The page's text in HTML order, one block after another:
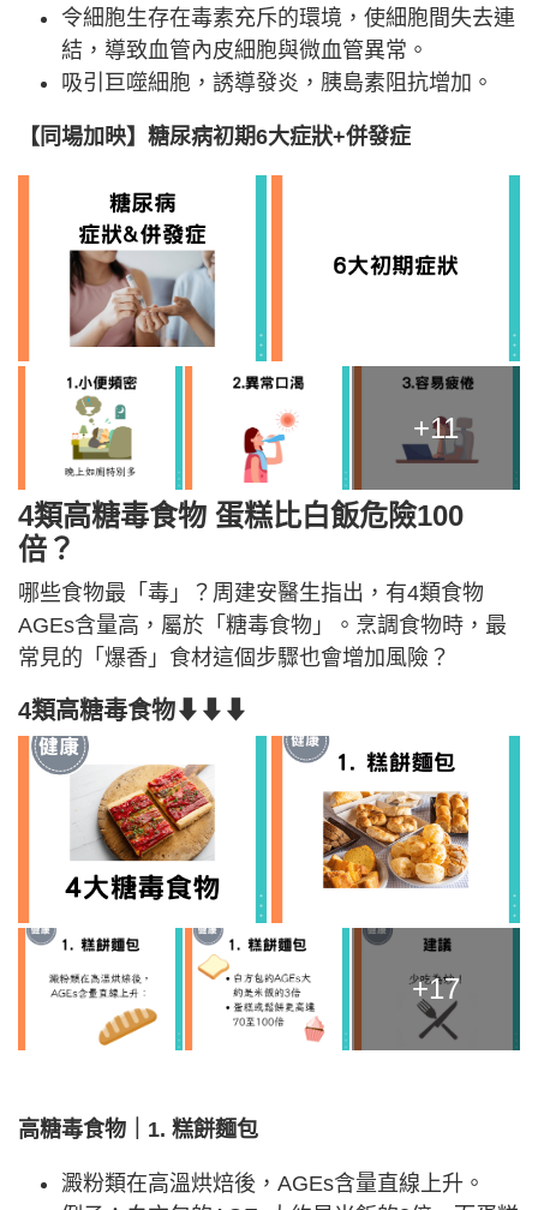
令細胞生存在毒素充斥的環境，使細胞間失去連
結，導致血管內皮細胞與微血管異常。
吸引巨噬細胞，誘導發炎，胰島素阻抗增加。
【同場加映】糖尿病初期6大症狀+併發症
+11
4類高糖毒食物 蛋糕比白飯危險100
倍？
哪些食物最「毒」？周建安醫生指出，有4類食物
AGEs含量高，屬於「糖毒食物」。烹調食物時，最
常見的「爆香」食材這個步驟也會增加風險？
4類高糖毒食物⬇⬇⬇
+17
高糖毒食物｜1. 糕餅麵包
澱粉類在高溫烘焙後，AGEs含量直線上升。